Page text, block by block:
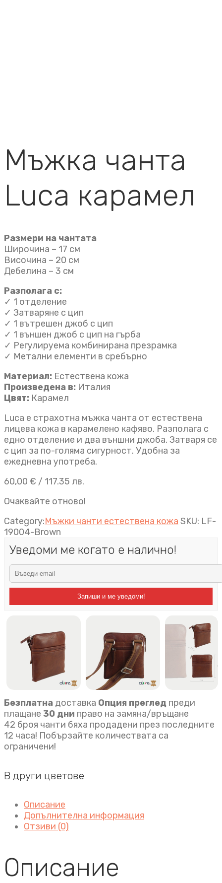
Мъжка чанта
Luca карамел
Размери на чантата
Широчина – 17 см
Височина – 20 см
Дебелина – 3 см
Разполага с:
✓ 1 отделение
✓ Затваряне с цип
✓ 1 вътрешен джоб с цип
✓ 1 външен джоб с цип на гърба
✓ Регулируема комбинирана презрамка
✓ Метални елементи в сребърно
Материал: Естествена кожа
Произведена в: Италия
Цвят: Карамел
Luca е страхотна мъжка чанта от естествена
лицева кожа в карамелено кафяво. Разполага с
едно отделение и два външни джоба. Затваря се
с цип за по-голяма сигурност. Удобна за
ежедневна употреба.
60,00 € / 117.35 лв.
Очаквайте отново!
Category:Мъжки чанти естествена кожа SKU: LF-
19004-Brown
Уведоми ме когато е налично!
Запиши и ме уведоми!
Безплатна доставка Опция преглед преди
плащане 30 дни право на замяна/връщане
42 броя чанти бяха продадени през последните
12 часа! Побързайте количествата са
ограничени!
В други цветове
Описание
Допълнителна информация
Отзиви (0)
Описание